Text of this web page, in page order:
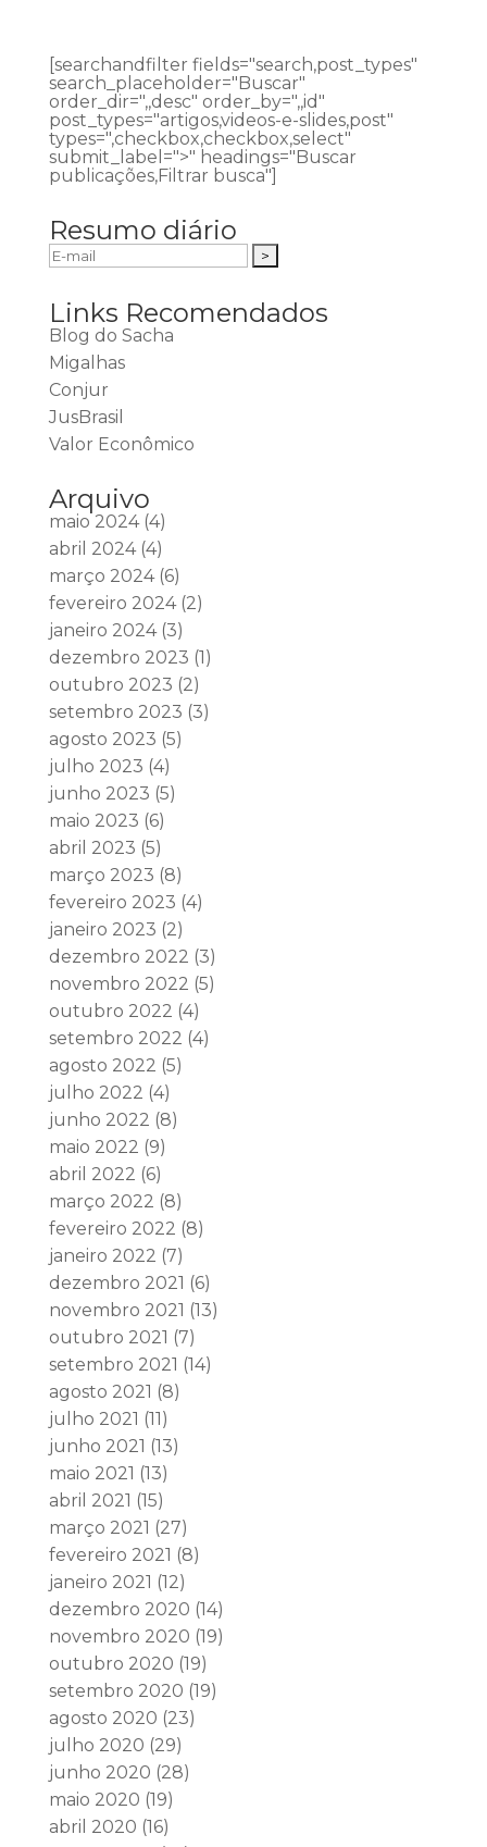
[searchandfilter fields="search,post_types"
search_placeholder="Buscar"
order_dir=",,desc" order_by=",,id"
post_types="artigos,videos-e-slides,post"
types=",checkbox,checkbox,select"
submit_label=">" headings="Buscar
publicações,Filtrar busca"]
Resumo diário
Links Recomendados
Blog do Sacha
Migalhas
Conjur
JusBrasil
Valor Econômico
Arquivo
maio 2024(4)
abril 2024(4)
março 2024(6)
fevereiro 2024(2)
janeiro 2024(3)
dezembro 2023 (1)
outubro 2023 (2)
setembro 2023 (3)
agosto 2023 (5)
julho 2023 (4)
junho 2023 (5)
maio 2023 (6)
abril 2023 (5)
março 2023 (8)
fevereiro 2023 (4)
janeiro 2023 (2)
dezembro 2022 (3)
novembro 2022 (5)
outubro 2022 (4)
setembro 2022 (4)
agosto 2022 (5)
julho 2022 (4)
junho 2022 (8)
maio 2022 (9)
abril 2022 (6)
março 2022 (8)
fevereiro 2022 (8)
janeiro 2022 (7)
dezembro 2021 (6)
novembro 2021 (13)
outubro 2021 (7)
setembro 2021 (14)
agosto 2021 (8)
julho 2021 (11)
junho 2021 (13)
maio 2021 (13)
abril 2021 (15)
março 2021 (27)
fevereiro 2021 (8)
janeiro 2021 (12)
dezembro 2020 (14)
novembro 2020 (19)
outubro 2020 (19)
setembro 2020 (19)
agosto 2020 (23)
julho 2020 (29)
junho 2020 (28)
maio 2020 (19)
abril 2020 (16)